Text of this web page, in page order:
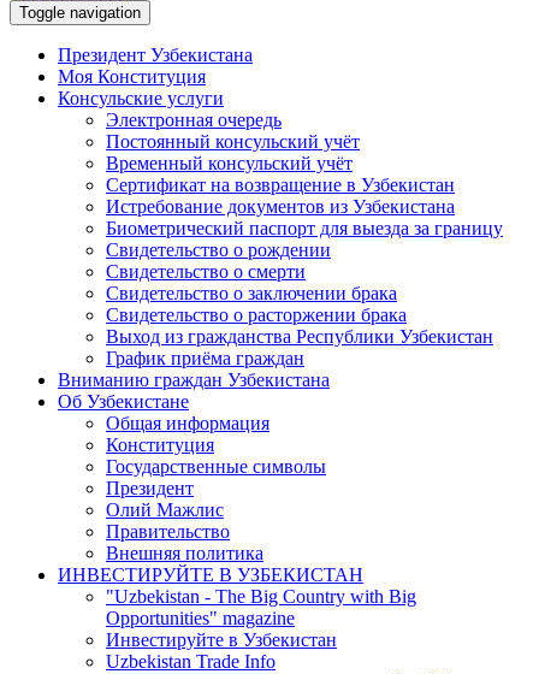
Toggle navigation
Президент Узбекистана
Моя Конституция
Консульские услуги
Электронная очередь
Постоянный консульский учёт
Временный консульский учёт
Сертификат на возвращение в Узбекистан
Истребование документов из Узбекистана
Биометрический паспорт для выезда за границу
Свидетельство о рождении
Свидетельство о смерти
Свидетельство о заключении брака
Свидетельство о расторжении брака
Выход из гражданства Республики Узбекистан
График приёма граждан
Вниманию граждан Узбекистана
Об Узбекистане
Общая информация
Конституция
Государственные символы
Президент
Олий Мажлис
Правительство
Внешняя политика
ИНВЕСТИРУЙТЕ В УЗБЕКИСТАН
"Uzbekistan - The Big Country with Big
Opportunities" magazine
Инвестируйте в Узбекистан
Uzbekistan Trade Info